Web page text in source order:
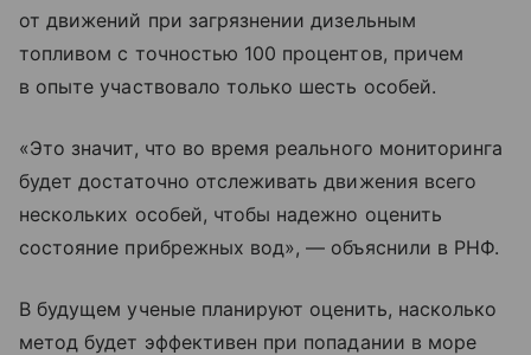
от движений при загрязнении дизельным
топливом с точностью 100 процентов, причем
в опыте участвовало только шесть особей.
«Это значит, что во время реального мониторинга
будет достаточно отслеживать движения всего
нескольких особей, чтобы надежно оценить
состояние прибрежных вод», — объяснили в РНФ.
В будущем ученые планируют оценить, насколько
метод будет эффективен при попадании в море